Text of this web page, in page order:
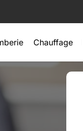
Chauffage